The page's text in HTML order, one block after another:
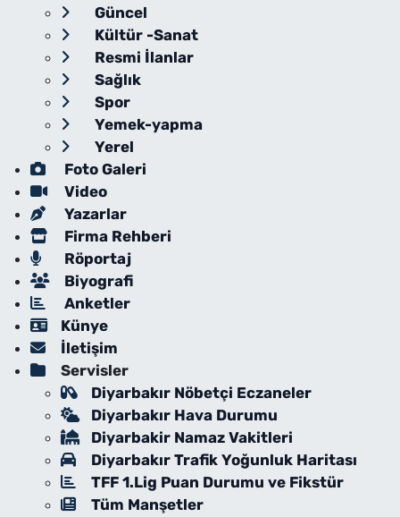
Güncel
Kültür -Sanat
Resmi İlanlar
Sağlık
Spor
Yemek-yapma
Yerel
Foto Galeri
Video
Yazarlar
Firma Rehberi
Röportaj
Biyografi
Anketler
Künye
İletişim
Servisler
Diyarbakır Nöbetçi Eczaneler
Diyarbakır Hava Durumu
Diyarbakir Namaz Vakitleri
Diyarbakır Trafik Yoğunluk Haritası
TFF 1.Lig Puan Durumu ve Fikstür
Tüm Manşetler